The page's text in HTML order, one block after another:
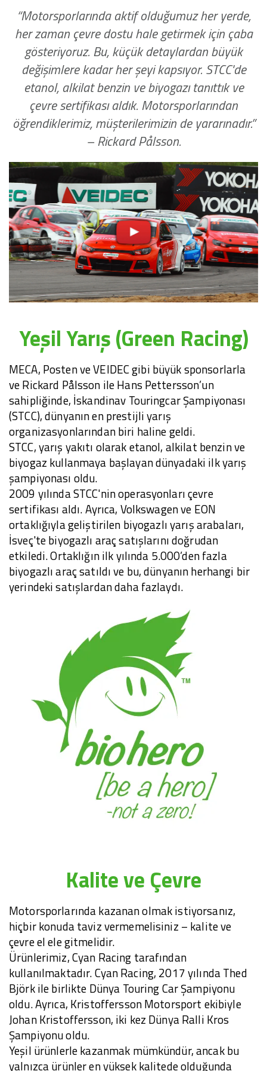
“Motorsporlarında aktif olduğumuz her yerde,
her zaman çevre dostu hale getirmek için çaba
gösteriyoruz. Bu, küçük detaylardan büyük
değişimlere kadar her şeyi kapsıyor. STCC'de
etanol, alkilat benzin ve biyogazı tanıttık ve
çevre sertifikası aldık. Motorsporlarından
öğrendiklerimiz, müşterilerimizin de yararınadır.”
– Rickard Pålsson.
Yeşil Yarış (Green Racing)
MECA, Posten ve VEIDEC gibi büyük sponsorlarla
ve Rickard Pålsson ile Hans Pettersson’un
sahipliğinde, İskandinav Touringcar Şampiyonası
(STCC), dünyanın en prestijli yarış
organizasyonlarından biri haline geldi.
STCC, yarış yakıtı olarak etanol, alkilat benzin ve
biyogaz kullanmaya başlayan dünyadaki ilk yarış
şampiyonası oldu.
2009 yılında STCC'nin operasyonları çevre
sertifikası aldı. Ayrıca, Volkswagen ve EON
ortaklığıyla geliştirilen biyogazlı yarış arabaları,
İsveç'te biyogazlı araç satışlarını doğrudan
etkiledi. Ortaklığın ilk yılında 5.000’den fazla
biyogazlı araç satıldı ve bu, dünyanın herhangi bir
yerindeki satışlardan daha fazlaydı.
Kalite ve Çevre
Motorsporlarında kazanan olmak istiyorsanız,
hiçbir konuda taviz vermemelisiniz – kalite ve
çevre el ele gitmelidir.
Ürünlerimiz, Cyan Racing tarafından
kullanılmaktadır. Cyan Racing, 2017 yılında Thed
Björk ile birlikte Dünya Touring Car Şampiyonu
oldu. Ayrıca, Kristoffersson Motorsport ekibiyle
Johan Kristoffersson, iki kez Dünya Ralli Kros
Şampiyonu oldu.
Yeşil ürünlerle kazanmak mümkündür, ancak bu
yalnızca ürünler en yüksek kalitede olduğunda